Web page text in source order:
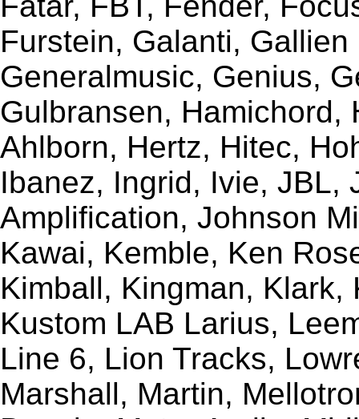
Furstein, Galanti,
Generalmusic, Genius,
Gulbransen, Hamichord,
Ahlborn, Hertz, Hitec,
Ibanez, Ingrid, Ivie, JBL,
Amplification, Johnson
Kawai, Kemble, Ken
Kimball, Kingman,
Kustom LAB Larius,
Line 6, Lion Tracks,
Marshall, Martin,